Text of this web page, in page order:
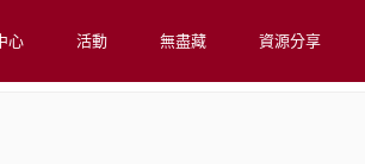
心 活動 無盡藏 資源分享